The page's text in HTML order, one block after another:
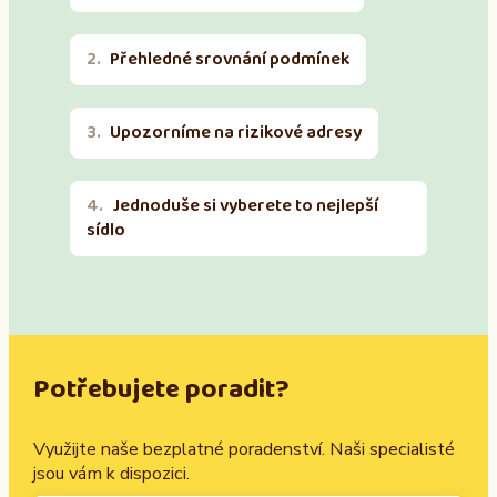
Přehledné srovnání podmínek
Upozorníme na rizikové adresy
Jednoduše si vyberete to nejlepší
sídlo
Potřebujete poradit?
Využijte naše bezplatné poradenství. Naši specialisté
jsou vám k dispozici.